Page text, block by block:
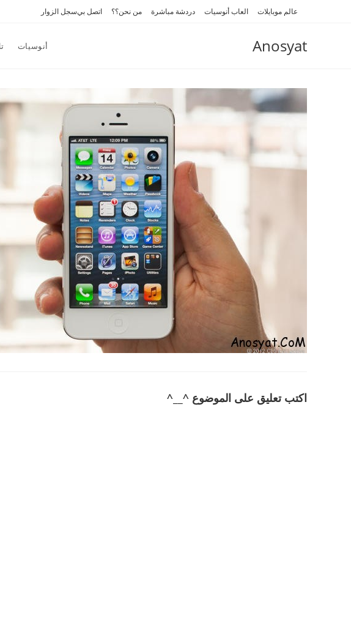
عالم موبايلات العاب أنوسيات دردشة مباشرة من نحن؟؟ اتصل بيسجل الزوار
Anosyat أنوسيات
اكتب تعليق على الموضوع ^__^